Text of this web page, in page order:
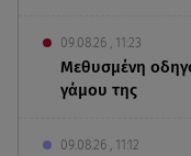
09.08.26 , 11:23
Μεθυσμένη
γάμου της
09.08.26 , 11:12